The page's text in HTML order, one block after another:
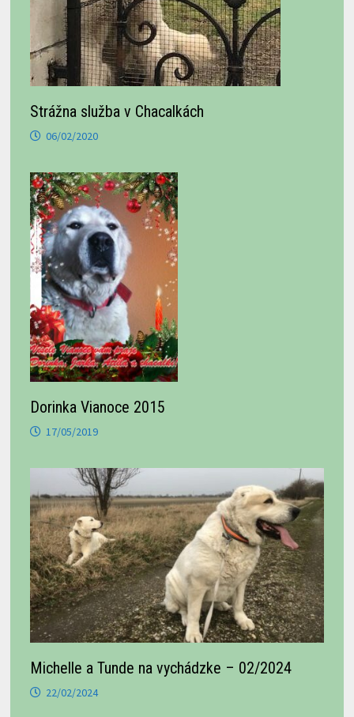
Strážna služba v Chacalkách
06/02/2020
Dorinka Vianoce 2015
17/05/2019
Michelle a Tunde na vychádzke – 02/2024
22/02/2024